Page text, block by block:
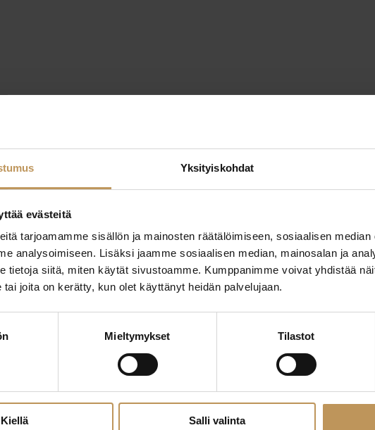
Yksityiskohdat
evästeitä
tarjoamamme sisällön ja mainosten räätälöimiseen, sosiaalisen
analysoimiseen. Lisäksi jaamme sosiaalisen median, mainosalan ja
tietoja siitä, miten käytät sivustoamme. Kumppanimme voivat yhdistää
tai joita on kerätty, kun olet käyttänyt heidän palvelujaan.
Mieltymykset Tilastot
Kiellä Salli valinta
auttaa
otan yhteyttä
"*" näyttää pakolliset
Nimi*